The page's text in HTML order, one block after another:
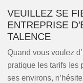
VEUILLEZ SE
ENTREPRISE
TALENCE
Quand vous voulez
pratique les tarifs les
ses environs,